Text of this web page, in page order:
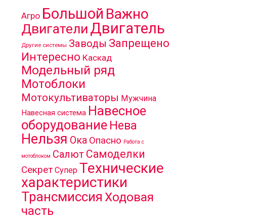
Агро Большой Важно
ДвигателиДвигатель
Другие системы Заводы Запрещено
Интересно Каскад
Модельный ряд
Мотоблоки
Мотокультиваторы Мужчина
Навесная система Навесное
оборудование Нева
Нельзя Ока Опасно Работа с
мотоблоком Салют Самоделки
Секрет Супер Технические
характеристики
Трансмиссия Ходовая
часть